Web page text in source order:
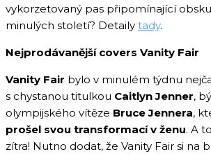
vykorzetovaný pas připomínající
minulých století? Detaily tady.
Nejprodávanější covers Vanity Fair
Vanity Fair bylo v minulém týdnu
s chystanou titulkou Caitlyn Jenner,
olympijského vítěze Bruce Jennera,
prošel svou transformací v ženu. A
zítra! Nutno dodat, že Vanity Fair si na